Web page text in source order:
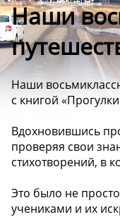
Наши
Наши
с книгой
Вдохновившись
проверяя свои
стихотворений, в
Это было не
учениками и их